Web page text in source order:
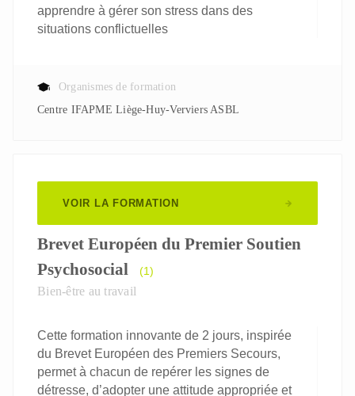
apprendre à gérer son stress dans des
situations conflictuelles
Organismes de formation
Centre IFAPME Liège-Huy-Verviers ASBL
VOIR LA FORMATION
Brevet Européen du Premier Soutien
Psychosocial
(1)
Bien-être au travail
Cette formation innovante de 2 jours, inspirée
du Brevet Européen des Premiers Secours,
permet à chacun de repérer les signes de
détresse, d’adopter une attitude appropriée et